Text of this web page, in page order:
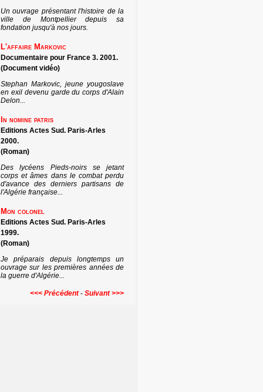
Un ouvrage présentant l'histoire de la
ville de Montpellier depuis sa
fondation jusqu'à nos jours.
L'affaire Markovic
Documentaire pour France 3. 2001.
(Document vidéo)
Stephan Markovic, jeune yougoslave
en exil devenu garde du corps d'Alain
Delon...
In nomine patris
Editions Actes Sud. Paris-Arles
2000.
(Roman)
Des lycéens Pieds-noirs se jetant
corps et âmes dans le combat perdu
d'avance des derniers partisans de
l'Algérie française...
Mon colonel
Editions Actes Sud. Paris-Arles
1999.
(Roman)
Je préparais depuis longtemps un
ouvrage sur les premières années de
la guerre d'Algérie...
<<< Précédent- Suivant >>>